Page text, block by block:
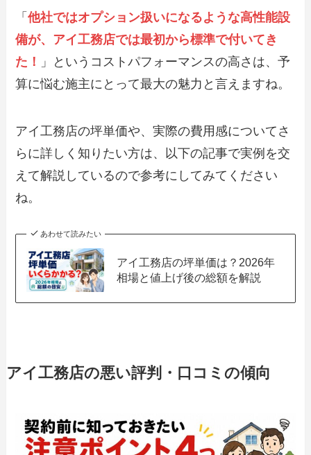
「他社ではオプション扱いになるような高性能設
備が、アイ工務店では最初から標準で付いてき
た！
」というコストパフォーマンスの高さは、予
算に悩む施主にとって最大の魅力と言えますね。
アイ工務店の坪単価や、実際の費用感についてさ
らに詳しく知りたい方は、以下の記事で実例を交
えて解説しているので参考にしてみてください
ね。
あわせて読みたい
アイ工務店の坪単価は？2026年
相場と値上げ後の総額を解説
アイ工務店の悪い評判・口コミの傾向